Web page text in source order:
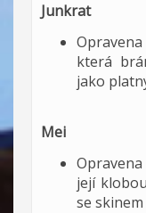
Junkrat
která
jako
Mei
její
se